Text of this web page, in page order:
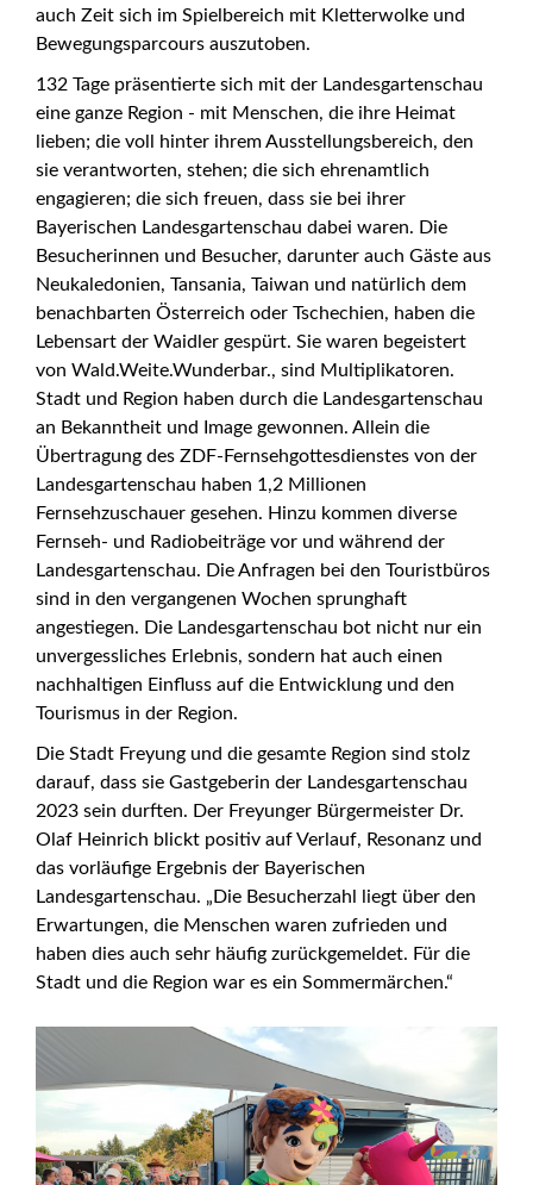
auch Zeit sich im Spielbereich mit Kletterwolke und
Bewegungsparcours auszutoben.
132 Tage präsentierte sich mit der Landesgartenschau
eine ganze Region - mit Menschen, die ihre Heimat
lieben; die voll hinter ihrem Ausstellungsbereich, den
sie verantworten, stehen; die sich ehrenamtlich
engagieren; die sich freuen, dass sie bei ihrer
Bayerischen Landesgartenschau dabei waren. Die
Besucherinnen und Besucher, darunter auch Gäste aus
Neukaledonien, Tansania, Taiwan und natürlich dem
benachbarten Österreich oder Tschechien, haben die
Lebensart der Waidler gespürt. Sie waren begeistert
von Wald.Weite.Wunderbar., sind Multiplikatoren.
Stadt und Region haben durch die Landesgartenschau
an Bekanntheit und Image gewonnen. Allein die
Übertragung des ZDF-Fernsehgottesdienstes von der
Landesgartenschau haben 1,2 Millionen
Fernsehzuschauer gesehen. Hinzu kommen diverse
Fernseh- und Radiobeiträge vor und während der
Landesgartenschau. Die Anfragen bei den Touristbüros
sind in den vergangenen Wochen sprunghaft
angestiegen. Die Landesgartenschau bot nicht nur ein
unvergessliches Erlebnis, sondern hat auch einen
nachhaltigen Einfluss auf die Entwicklung und den
Tourismus in der Region.
Die Stadt Freyung und die gesamte Region sind stolz
darauf, dass sie Gastgeberin der Landesgartenschau
2023 sein durften. Der Freyunger Bürgermeister Dr.
Olaf Heinrich blickt positiv auf Verlauf, Resonanz und
das vorläufige Ergebnis der Bayerischen
Landesgartenschau. „Die Besucherzahl liegt über den
Erwartungen, die Menschen waren zufrieden und
haben dies auch sehr häufig zurückgemeldet. Für die
Stadt und die Region war es ein Sommermärchen.“